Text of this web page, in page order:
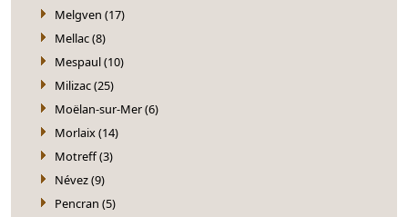
Melgven (17)
Mellac (8)
Mespaul (10)
Milizac (25)
Moëlan-sur-Mer (6)
Morlaix (14)
Motreff (3)
Névez (9)
Pencran (5)